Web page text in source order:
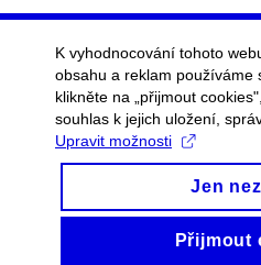
K vyhodnocování tohoto
obsahu a reklam používáme
klikněte na „přijmout
souhlas k jejich uložení,
Upravit možnosti
Jen
Přijmout